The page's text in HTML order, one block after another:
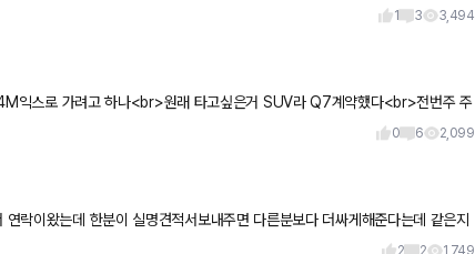
이네요..?! 2천 받고 c
1 3 3,494
익스로 가려고 하나<br>원래 타고싶은거 SUV라 Q7계약했다<br>전번주 주
0 6 2,099
명견적서보내주면 다른분보다 더싸게해준다는데 같은지
2 2 1,749